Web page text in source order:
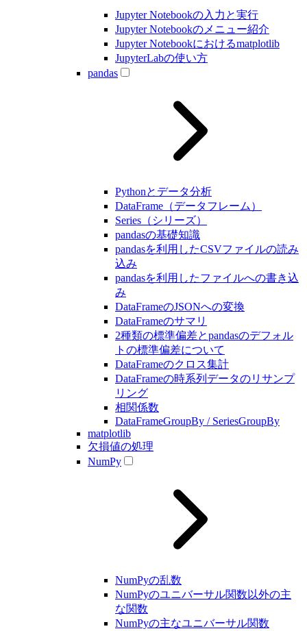
Jupyter Notebookの入力と実行
Jupyter Notebookのメニュー紹介
Jupyter Notebookにおけるmatplotlib
JupyterLabの使い方
pandas
Pythonとデータ分析
DataFrame（データフレーム）
Series（シリーズ）
pandasの基礎知識
pandasを利用したCSVファイルの読み
込み
pandasを利用したファイルへの書き込
み
DataFrameのJSONへの変換
DataFrameのサマリ
2種類の標準偏差とpandasのデフォル
トの標準偏差について
DataFrameのクロス集計
DataFrameの時系列データのリサンプ
リング
相関係数
DataFrameGroupBy / SeriesGroupBy
matplotlib
欠損値の処理
NumPy
NumPyの乱数
NumPyのユニバーサル関数以外の主
な関数
NumPyの主なユニバーサル関数